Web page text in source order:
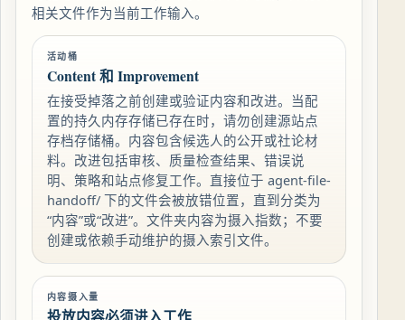
相关文件作为当前工作输入。
活动桶
Content 和 Improvement
在接受掉落之前创建或验证内容和改进。当配
置的持久内存存储已存在时，请勿创建源站点
存档存储桶。内容包含候选人的公开或社论材
料。改进包括审核、质量检查结果、错误说
明、策略和站点修复工作。直接位于 agent-file-
handoff/ 下的文件会被放错位置，直到分类为
“内容”或“改进”。文件夹内容为摄入指数；不要
创建或依赖手动维护的摄入索引文件。
内容摄入量
投放内容必须进入工作